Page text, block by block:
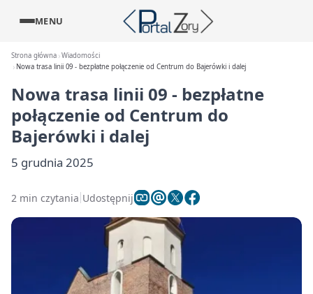
MENU
Strona główna Wiadomości
Nowa trasa linii 09 - bezpłatne połączenie od Centrum do Bajerówki i dalej
Nowa trasa linii 09 - bezpłatne
połączenie od Centrum do
Bajerówki i dalej
5 grudnia 2025
2 min czytania Udostępnij